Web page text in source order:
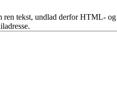
ren tekst, undlad derfor HTML-